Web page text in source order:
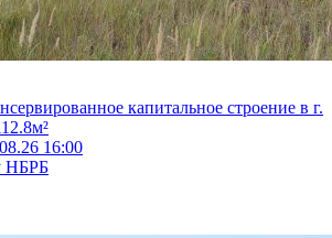
капитальное строение в г.
16:00
НБРБ